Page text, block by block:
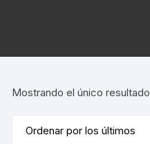
Mostrando el único resultado